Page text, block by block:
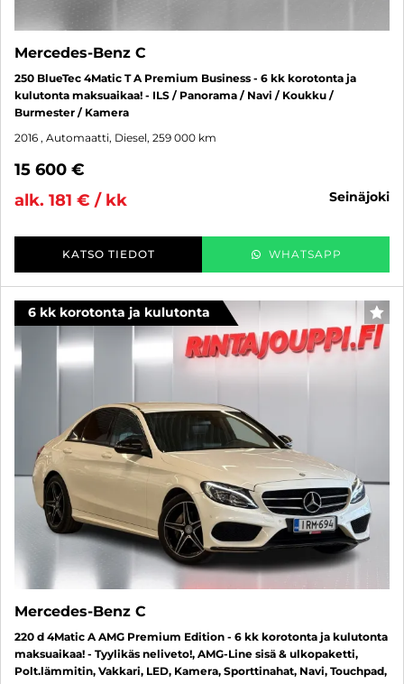
Mercedes-Benz C
250 BlueTec 4Matic T A Premium Business - 6 kk korotonta ja
kulutonta maksuaikaa! - ILS / Panorama / Navi / Koukku /
Burmester / Kamera
2016 , Automaatti, Diesel, 259 000 km
15 600 €
alk. 181 € / kk
seinäjoki
KATSO TIEDOT WHATSAPP
6 kk korotonta ja kulutonta
Mercedes-Benz C
220 d 4Matic A AMG Premium Edition - 6 kk korotonta ja kulutonta
maksuaikaa! - Tyylikäs neliveto!, AMG-Line sisä & ulkopaketti,
Polt.lämmitin, Vakkari, LED, Kamera, Sporttinahat, Navi, Touchpad,